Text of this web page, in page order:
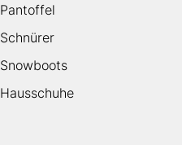
Pantoffel
Schnürer
Snowboots
Hausschuhe